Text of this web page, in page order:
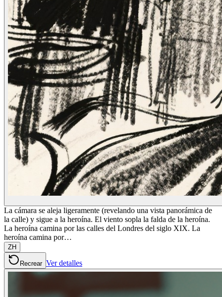
La cámara se aleja ligeramente (revelando una vista panorámica de
la calle) y sigue a la heroína. El viento sopla la falda de la heroína.
La heroína camina por las calles del Londres del siglo XIX. La
heroína camina por…
ZH
Recrear Ver detalles